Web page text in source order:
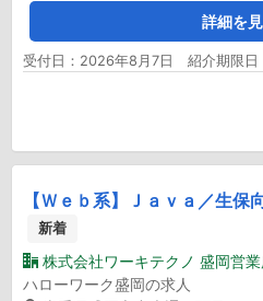
詳細を
受付日：2026年8月7日 紹介期限日
【Ｗｅｂ系】Ｊａｖａ／生保
新着
株式会社ワーキテクノ 盛岡営
ハローワーク盛岡の求人